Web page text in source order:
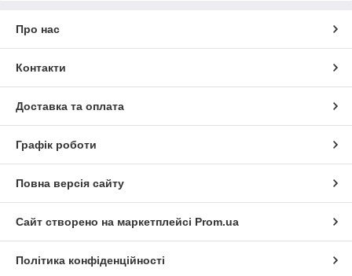
Про нас
Контакти
Доставка та оплата
Графік роботи
Повна версія сайту
Сайт створено на маркетплейсі Prom.ua
Політика конфіденційності